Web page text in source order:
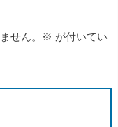
せん。 ※ が付いてい